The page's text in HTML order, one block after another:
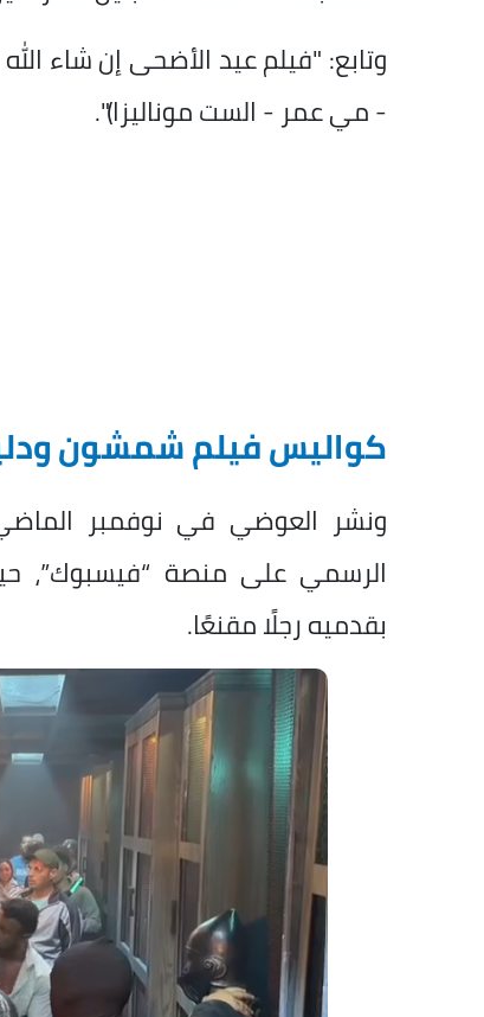
وتابع: "فيلم عيد الأضحى إن شاء
- مي عمر - الست موناليزا)".
كواليس فيلم شمشون
ونشر العوضي في نوفمبر
الرسمي على منصة
بقدميه رجلًا مقنعًا.